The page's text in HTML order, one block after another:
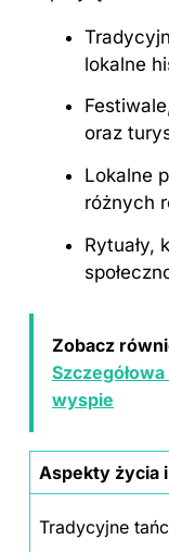
lokalne
oraz
Lokalne
różnych
Rytuały,
Zobacz
wyspie
Aspekty życia
Tradycyjne